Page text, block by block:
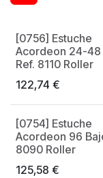
[0756] Estuche
Acordeon 24-48
Ref. 8110 Roller
122,74 €
[0754] Estuche
Acordeon 96
8090 Roller
125,58 €